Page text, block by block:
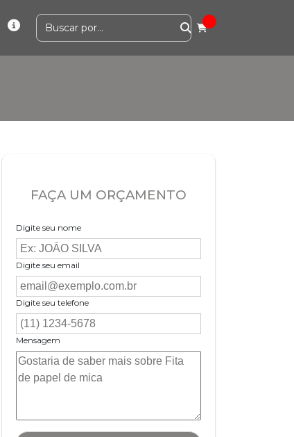
FAÇA UM ORÇAMENTO
Digite seu nome
Digite seu email
Digite seu telefone
Mensagem